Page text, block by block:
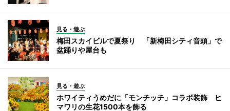
見る・遊ぶ
梅田スカイビルで夏祭り 「新梅田シティ音頭」で
盆踊りや屋台も
見る・遊ぶ
ホワイティうめだに「モンチッチ」コラボ装飾 ヒ
マワリの生花1500本を飾る